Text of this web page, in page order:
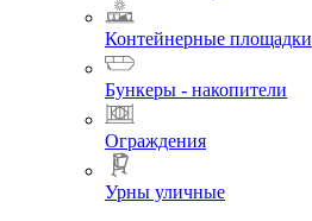
Контейнерные площадки
Бункеры - накопители
Ограждения
Урны уличные